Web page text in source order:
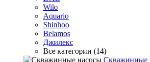
Wilo
Aquario
Shinhoo
Belamos
Джилекс
Все категории (14)
Скважинные